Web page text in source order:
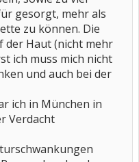
gesorgt, mehr als
zu können. Die
der Haut (nicht mehr
ich muss mich nicht
und auch bei der
ich in München in
Verdacht